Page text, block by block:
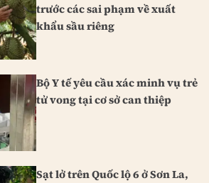
trước các sai phạm về xuất
khẩu sầu riêng
Bộ Y tế yêu cầu xác minh vụ trẻ
tử vong tại cơ sở can thiệp
Sạt lở trên Quốc lộ 6 ở Sơn La,